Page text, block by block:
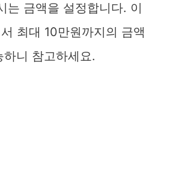
는 금액을 설정합니다. 이
최대 10만원까지의 금액
하니 참고하세요.